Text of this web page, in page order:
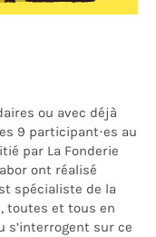
ou avec déjà
9 participant·es au
par La Fonderie
ont réalisé
spécialiste de la
toutes et tous en
s’interrogent sur ce